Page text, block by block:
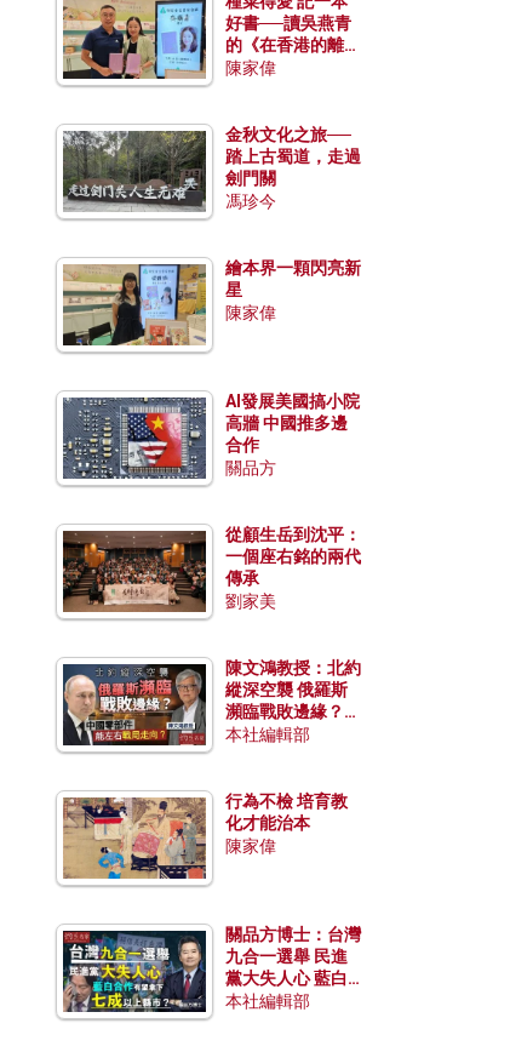
好書──讀吳燕青
的《在香港的離島
種菜》
陳家偉
金秋文化之旅──
踏上古蜀道，走過
劍門關
馮珍今
繪本界一顆閃亮新
星
陳家偉
AI發展美國搞小院
高牆 中國推多邊
合作
關品方
從顧生岳到沈平：
一個座右銘的兩代
傳承
劉家美
陳文鴻教授：北約
縱深空襲 俄羅斯
瀕臨戰敗邊緣？中
國零部件能左右戰
本社編輯部
行為不檢 培育教
化才能治本
陳家偉
關品方博士：台灣
九合一選舉 民進
黨大失人心 藍白
合作有望拿下七成
本社編輯部